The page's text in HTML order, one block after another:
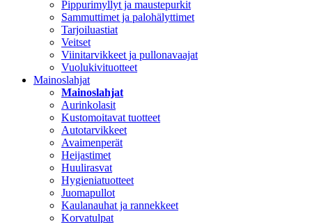
Pippurimyllyt ja maustepurkit
Sammuttimet ja palohälyttimet
Tarjoiluastiat
Veitset
Viinitarvikkeet ja pullonavaajat
Vuolukivituotteet
Mainoslahjat
Mainoslahjat
Aurinkolasit
Kustomoitavat tuotteet
Autotarvikkeet
Avaimenperät
Heijastimet
Huulirasvat
Hygieniatuotteet
Juomapullot
Kaulanauhat ja rannekkeet
Korvatulpat